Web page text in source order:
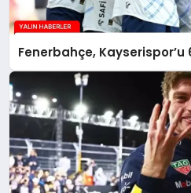
Fenerbahçe,